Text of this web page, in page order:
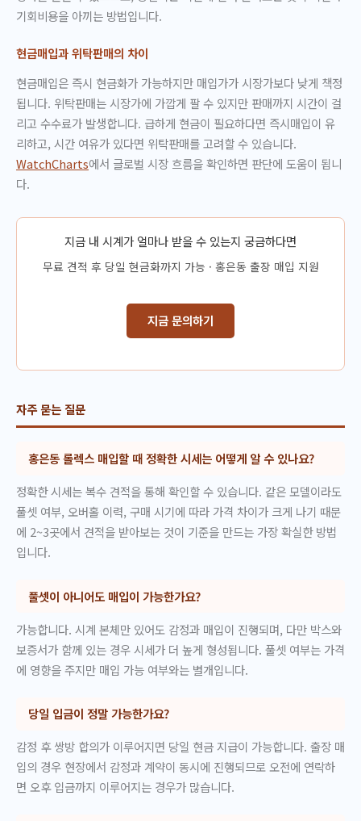
기회비용을 아끼는 방법입니다.
현금매입과 위탁판매의 차이
현금매입은 즉시 현금화가 가능하지만 매입가가 시장가보다 낮게 책정
됩니다. 위탁판매는 시장가에 가깝게 팔 수 있지만 판매까지 시간이 걸
리고 수수료가 발생합니다. 급하게 현금이 필요하다면 즉시매입이 유
리하고, 시간 여유가 있다면 위탁판매를 고려할 수 있습니다.
WatchCharts에서 글로벌 시장 흐름을 확인하면 판단에 도움이 됩니
다.
지금 내 시계가 얼마나 받을 수 있는지 궁금하다면
무료 견적 후 당일 현금화까지 가능 · 홍은동 출장 매입 지원
지금 문의하기
자주 묻는 질문
홍은동 롤렉스 매입할 때 정확한 시세는 어떻게 알 수 있나요?
정확한 시세는 복수 견적을 통해 확인할 수 있습니다. 같은 모델이라도
풀셋 여부, 오버홀 이력, 구매 시기에 따라 가격 차이가 크게 나기 때문
에 2~3곳에서 견적을 받아보는 것이 기준을 만드는 가장 확실한 방법
입니다.
풀셋이 아니어도 매입이 가능한가요?
가능합니다. 시계 본체만 있어도 감정과 매입이 진행되며, 다만 박스와
보증서가 함께 있는 경우 시세가 더 높게 형성됩니다. 풀셋 여부는 가격
에 영향을 주지만 매입 가능 여부와는 별개입니다.
당일 입금이 정말 가능한가요?
감정 후 쌍방 합의가 이루어지면 당일 현금 지급이 가능합니다. 출장 매
입의 경우 현장에서 감정과 계약이 동시에 진행되므로 오전에 연락하
면 오후 입금까지 이루어지는 경우가 많습니다.